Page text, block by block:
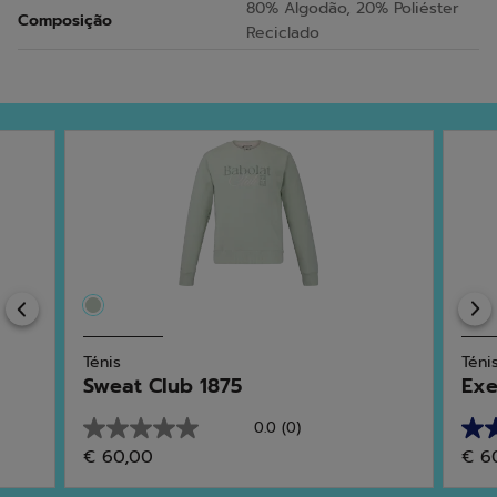
Composição
80% Algodão, 20% Poliéster
Reciclado
Previous
Ténis
Sweat Club 1875
0.0 (0)
0.0
em
€ 60,00
5.0
em
€